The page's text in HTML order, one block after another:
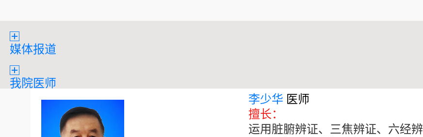
媒体报道
我院医师
李少华 医师
擅长：
运用脏腑辨证、三焦辨证、六经辨